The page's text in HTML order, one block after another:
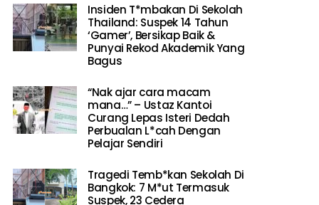
Insiden T*mbakan Di Sekolah
Thailand: Suspek 14 Tahun
‘Gamer’, Bersikap Baik &
Punyai Rekod Akademik Yang
Bagus
“Nak ajar cara macam
mana…” – Ustaz Kantoi
Curang Lepas Isteri Dedah
Perbualan L*cah Dengan
Pelajar Sendiri
Tragedi Temb*kan Sekolah Di
Bangkok: 7 M*ut Termasuk
Suspek, 23 Cedera